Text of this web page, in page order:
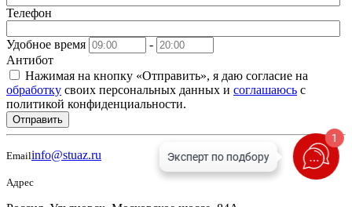
Телефон
Удобное время
-
Антибот
Нажимая на кнопку «Отправить», я даю согласие на
обработку своих персональных данных и соглашаюсь с
политикой конфиденциальности.
Отправить
Emailinfo@stuaz.ru
Адрес
1